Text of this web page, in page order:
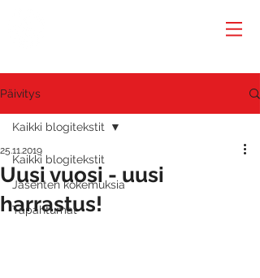
Päivitys
Kaikki blogitekstit
Jäsenten kokemuksia
Tapahtumat
Kaikki blogitekstit
Uusi vuosi - uusi
harrastus!
25.11.2019